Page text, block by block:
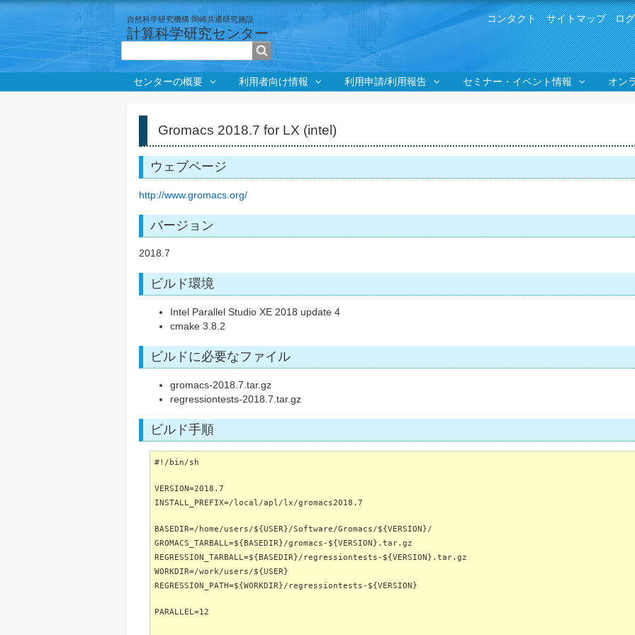
自然科学研究機構 岡崎共通研究施設
計算科学研究センター
ユ
メ
ニ
コンタクト サイトマップ ロ
センターの概要 利用者向け情報 利用申請/利用報告 セミナー・イベント情報 オン
Gromacs 2018.7 for LX (intel)
ウェブページ
http://www.gromacs.org/
バージョン
2018.7
ビルド環境
Intel Parallel Studio XE 2018 update 4
cmake 3.8.2
ビルドに必要なファイル
gromacs-2018.7.tar.gz
regressiontests-2018.7.tar.gz
ビルド手順
#!/bin/sh
VERSION=2018.7
INSTALL_PREFIX=/local/apl/lx/gromacs2018.7
BASEDIR=/home/users/${USER}/Software/Gromacs/${VERSION}/
GROMACS_TARBALL=${BASEDIR}/gromacs-${VERSION}.tar.gz
REGRESSION_TARBALL=${BASEDIR}/regressiontests-${VERSION}.tar.gz
WORKDIR=/work/users/${USER}
REGRESSION_PATH=${WORKDIR}/regressiontests-${VERSION}
PARALLEL=12